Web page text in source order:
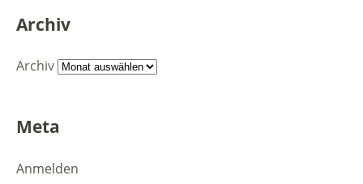
Archiv
Archiv
Meta
Anmelden